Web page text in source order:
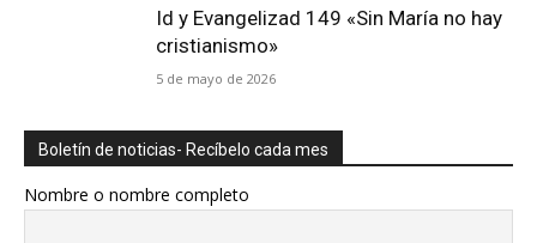
Id y Evangelizad 149 «Sin María no hay
cristianismo»
5 de mayo de 2026
Boletín de noticias- Recíbelo cada mes
Nombre o nombre completo